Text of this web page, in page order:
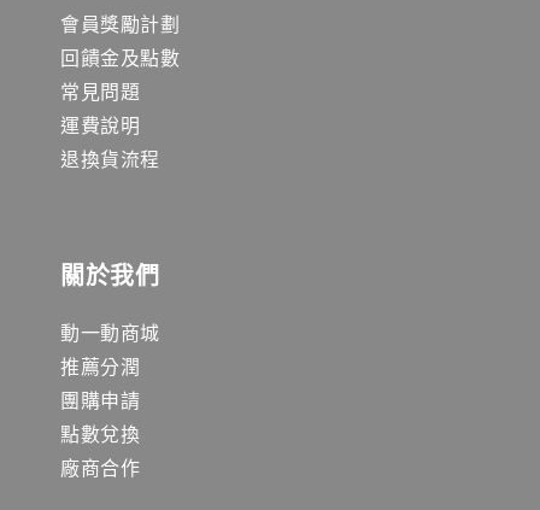
會員獎勵計劃
回饋金及點數
常見問題
運費說明
退換貨流程
關於我們
動一動商城
推薦分潤
團購申請
點數兌換
廠商合作